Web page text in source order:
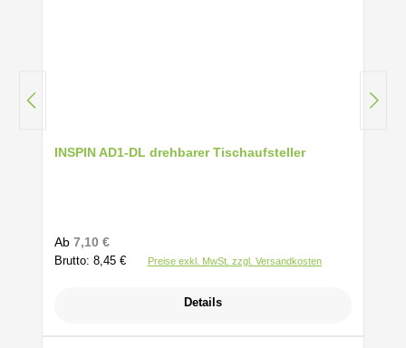
INSPIN AD1-DL drehbarer Tischaufsteller
Regulärer Preis:
Ab 7,10 €
Brutto: 8,45 € Preise exkl. MwSt. zzgl. Versandkosten
Details